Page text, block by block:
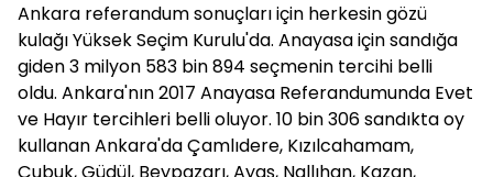
Ankara referandum sonuçları için herkesin gözü
kulağı Yüksek Seçim Kurulu'da. Anayasa için sandığa
giden 3 milyon 583 bin 894 seçmenin tercihi belli
oldu. Ankara'nın 2017 Anayasa Referandumunda Evet
ve Hayır tercihleri belli oluyor. 10 bin 306 sandıkta oy
kullanan Ankara'da Çamlıdere, Kızılcahamam,